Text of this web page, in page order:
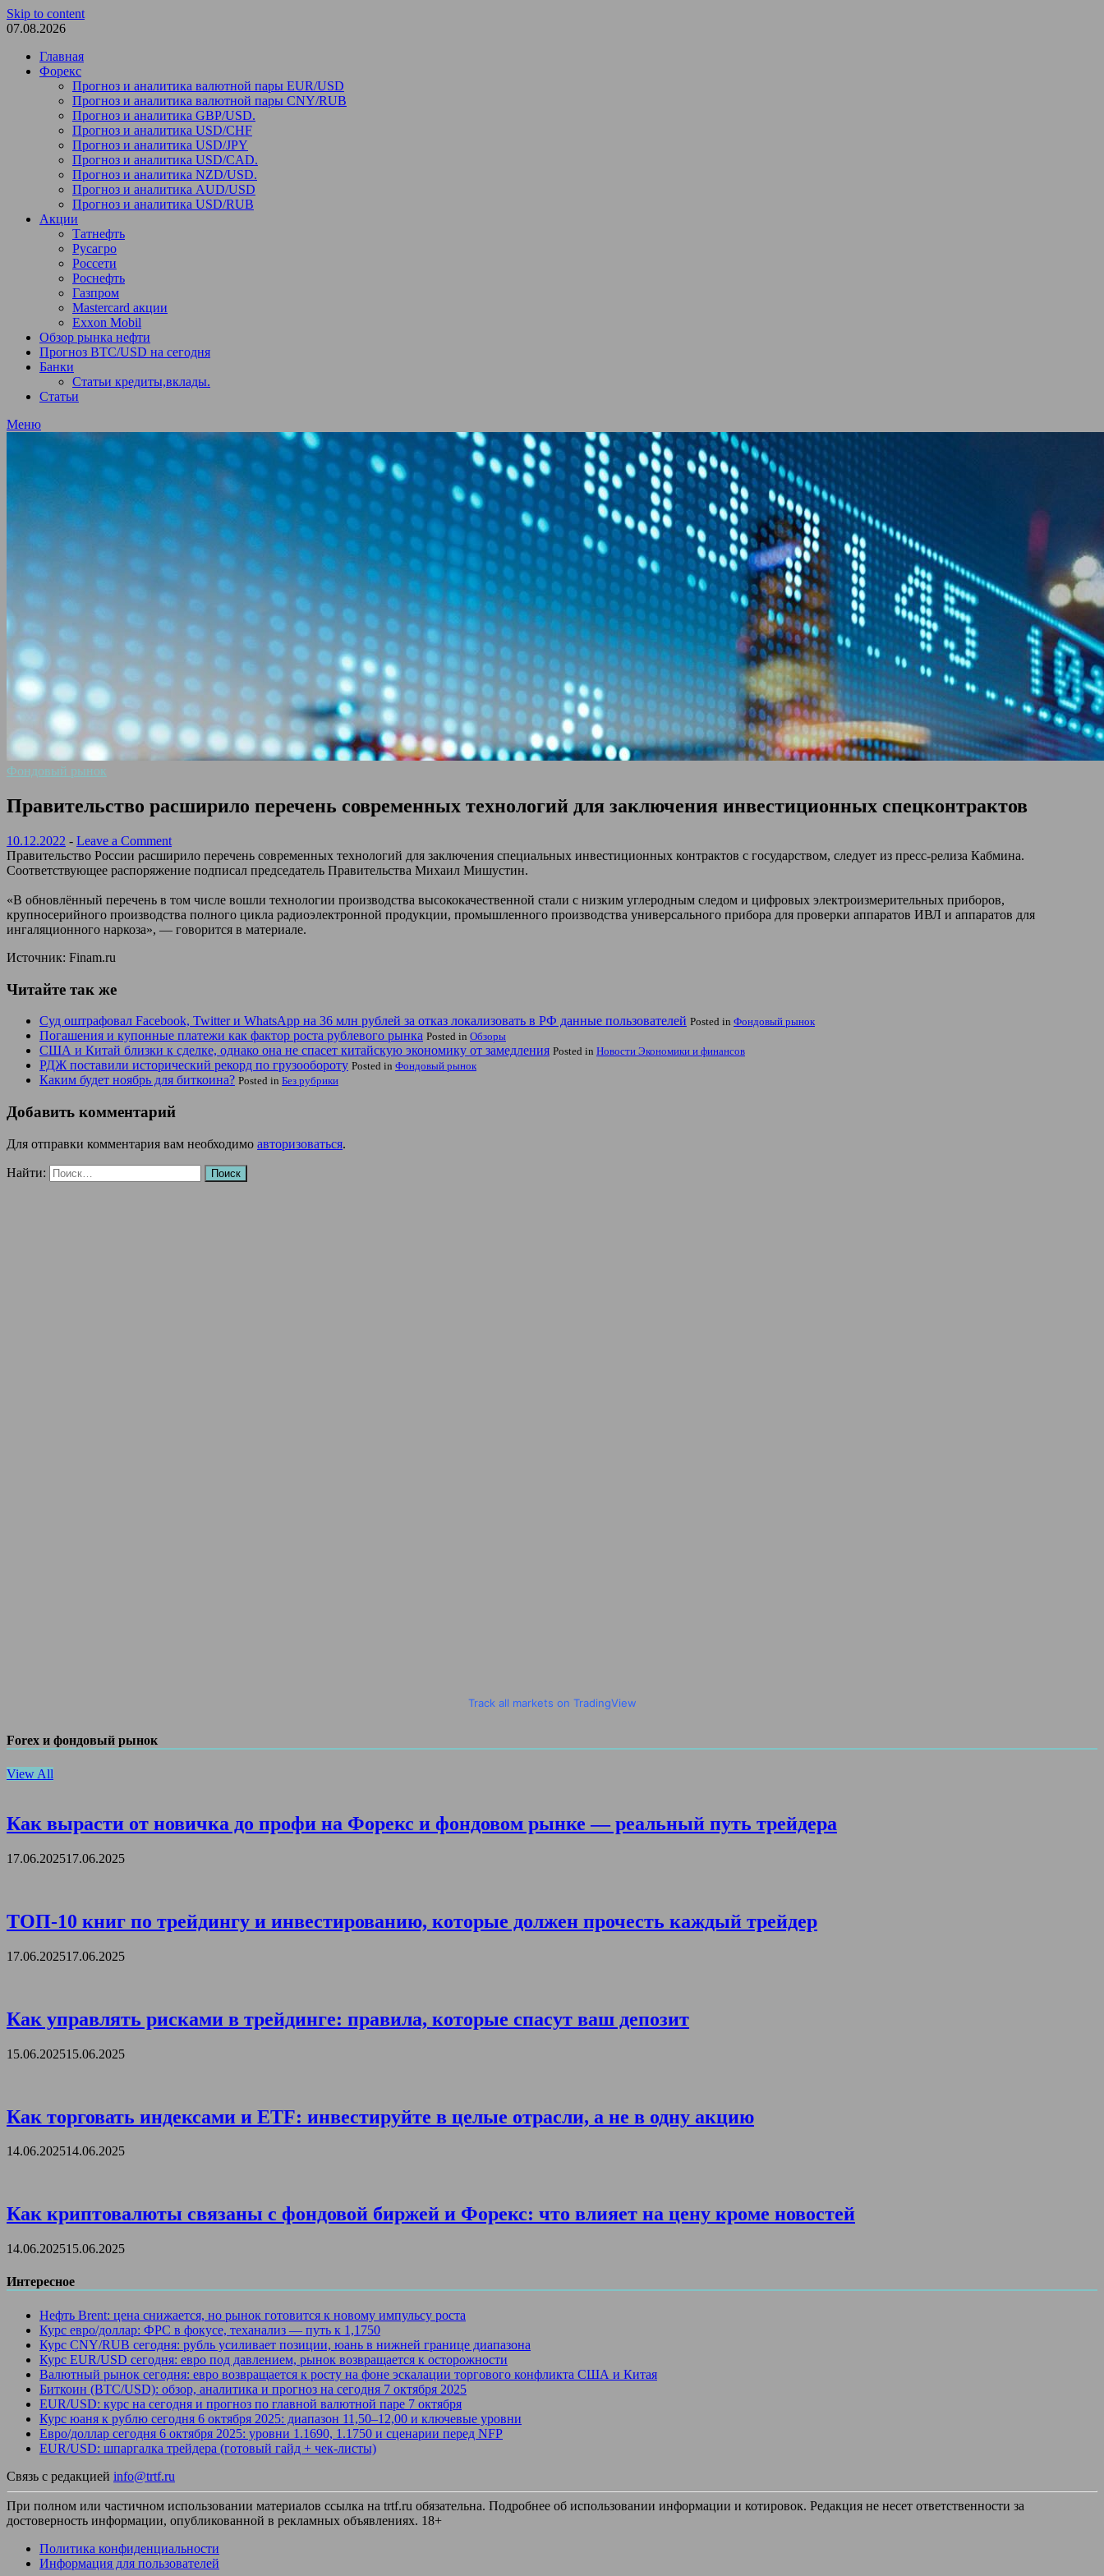
Skip to content
07.08.2026
Главная
Форекс
Прогноз и аналитика валютной пары EUR/USD
Прогноз и аналитика валютной пары CNY/RUB
Прогноз и аналитика GBP/USD.
Прогноз и аналитика USD/CHF
Прогноз и аналитика USD/JPY
Прогноз и аналитика USD/CAD.
Прогноз и аналитика NZD/USD.
Прогноз и аналитика AUD/USD
Прогноз и аналитика USD/RUB
Акции
Татнефть
Русагро
Россети
Роснефть
Газпром
Mastercard акции
Exxon Mobil
Обзор рынка нефти
Прогноз BTC/USD на сегодня
Банки
Статьи кредиты,вклады.
Статьи
Меню
Фондовый рынок
Правительство расширило перечень современных технологий для заключения инвестиционных спецконтрактов
10.12.2022 - Leave a Comment
Правительство России расширило перечень современных технологий для заключения специальных инвестиционных контрактов с государством, следует из пресс-релиза Кабмина.
Соответствующее распоряжение подписал председатель Правительства Михаил Мишустин.
«В обновлённый перечень в том числе вошли технологии производства высококачественной стали с низким углеродным следом и цифровых электроизмерительных приборов,
крупносерийного производства полного цикла радиоэлектронной продукции, промышленного производства универсального прибора для проверки аппаратов ИВЛ и аппаратов для
ингаляционного наркоза», — говорится в материале.
Источник: Finam.ru
Читайте так же
Суд оштрафовал Facebook, Twitter и WhatsApp на 36 млн рублей за отказ локализовать в РФ данные пользователей Posted in Фондовый рынок
Погашения и купонные платежи как фактор роста рублевого рынка Posted in Обзоры
США и Китай близки к сделке, однако она не спасет китайскую экономику от замедления Posted in Новости Экономики и финансов
РДЖ поставили исторический рекорд по грузообороту Posted in Фондовый рынок
Каким будет ноябрь для биткоина? Posted in Без рубрики
Добавить комментарий
Для отправки комментария вам необходимо авторизоваться.
Найти:
Track all markets on TradingView
Forex и фондовый рынок
View All
Как вырасти от новичка до профи на Форекс и фондовом рынке — реальный путь трейдера
17.06.202517.06.2025
ТОП-10 книг по трейдингу и инвестированию, которые должен прочесть каждый трейдер
17.06.202517.06.2025
Как управлять рисками в трейдинге: правила, которые спасут ваш депозит
15.06.202515.06.2025
Как торговать индексами и ETF: инвестируйте в целые отрасли, а не в одну акцию
14.06.202514.06.2025
Как криптовалюты связаны с фондовой биржей и Форекс: что влияет на цену кроме новостей
14.06.202515.06.2025
Интересное
Нефть Brent: цена снижается, но рынок готовится к новому импульсу роста
Курс евро/доллар: ФРС в фокусе, теханализ — путь к 1,1750
Курс CNY/RUB сегодня: рубль усиливает позиции, юань в нижней границе диапазона
Курс EUR/USD сегодня: евро под давлением, рынок возвращается к осторожности
Валютный рынок сегодня: евро возвращается к росту на фоне эскалации торгового конфликта США и Китая
Биткоин (BTC/USD): обзор, аналитика и прогноз на сегодня 7 октября 2025
EUR/USD: курс на сегодня и прогноз по главной валютной паре 7 октября
Курс юаня к рублю сегодня 6 октября 2025: диапазон 11,50–12,00 и ключевые уровни
Евро/доллар сегодня 6 октября 2025: уровни 1.1690, 1.1750 и сценарии перед NFP
EUR/USD: шпаргалка трейдера (готовый гайд + чек-листы)
Связь с редакцией info@trtf.ru
При полном или частичном использовании материалов ссылка на trtf.ru обязательна. Подробнее об использовании информации и котировок. Редакция не несет ответственности за
достоверность информации, опубликованной в рекламных объявлениях. 18+
Политика конфиденциальности
Информация для пользователей